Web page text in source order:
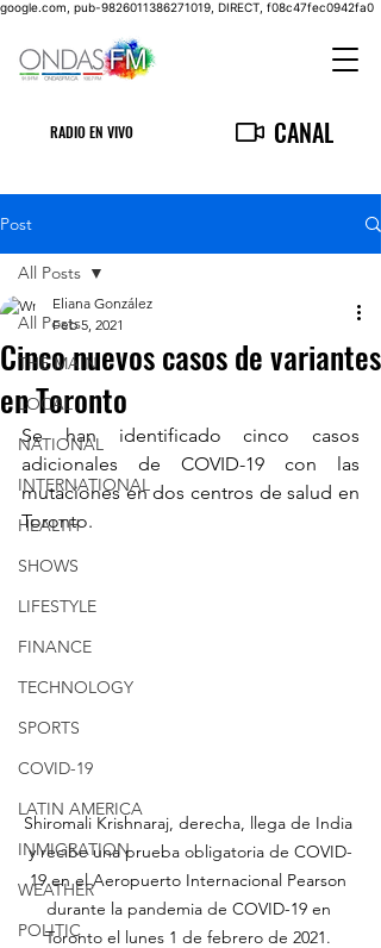
google.com, pub-9826011386271019, DIRECT, f08c47fec0942fa0
RADIO EN VIVO CANAL
Post
All Posts
THE MAIN
LOCAL
NATIONAL
INTERNATIONAL
HEALTH
SHOWS
LIFESTYLE
FINANCE
TECHNOLOGY
SPORTS
COVID-19
LATIN AMERICA
INMIGRATION
WEATHER
POLITIC
All Posts
Cinco nuevos casos de variantes
en Toronto
Eliana González
Feb 5, 2021
Se han identificado cinco casos
adicionales de COVID-19 con las
mutaciones en dos centros de salud en
Toronto.
Shiromali Krishnaraj, derecha, llega de India
y recibe una prueba obligatoria de COVID-
19 en el Aeropuerto Internacional Pearson
durante la pandemia de COVID-19 en
Toronto el lunes 1 de febrero de 2021.